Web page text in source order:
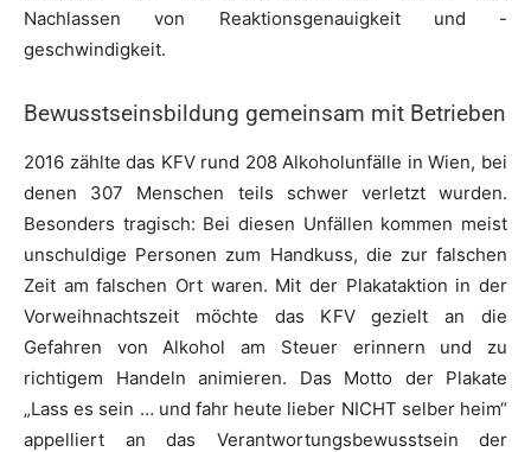
Nachlassen von Reaktionsgenauigkeit und -
geschwindigkeit.
Bewusstseinsbildung gemeinsam mit Betrieben
2016 zählte das KFV rund 208 Alkoholunfälle in Wien, bei
denen 307 Menschen teils schwer verletzt wurden.
Besonders tragisch: Bei diesen Unfällen kommen meist
unschuldige Personen zum Handkuss, die zur falschen
Zeit am falschen Ort waren. Mit der Plakataktion in der
Vorweihnachtszeit möchte das KFV gezielt an die
Gefahren von Alkohol am Steuer erinnern und zu
richtigem Handeln animieren. Das Motto der Plakate
„Lass es sein … und fahr heute lieber NICHT selber heim“
appelliert an das Verantwortungsbewusstsein der